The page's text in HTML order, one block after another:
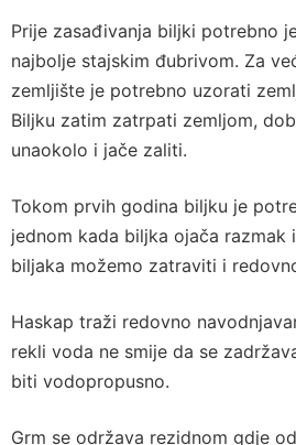
Prije zasađivanja biljki potrebno
najbolje stajskim đubrivom. Za
zemljište je potrebno uzorati
Biljku zatim zatrpati zemljom,
unaokolo i jače zaliti.
Tokom prvih godina biljku je
jednom kada biljka ojača razmak
biljaka možemo zatraviti i
Haskap traži redovno
rekli voda ne smije da se
biti vodopropusno.
Grm se održava rezidnom gdje